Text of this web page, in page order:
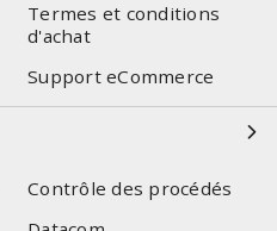
Termes et conditions
d'achat
Support eCommerce
Contrôle des procédés